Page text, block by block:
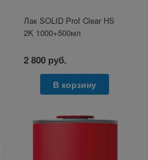
Лак SOLID Prof Clear HS
2K 1000+500мл
2 800 руб.
В корзину